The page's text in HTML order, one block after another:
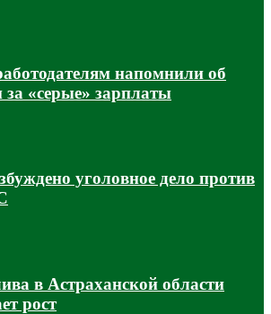
напомнили об
за «серые» зарплаты
уголовное дело против
в Астраханской области
рост